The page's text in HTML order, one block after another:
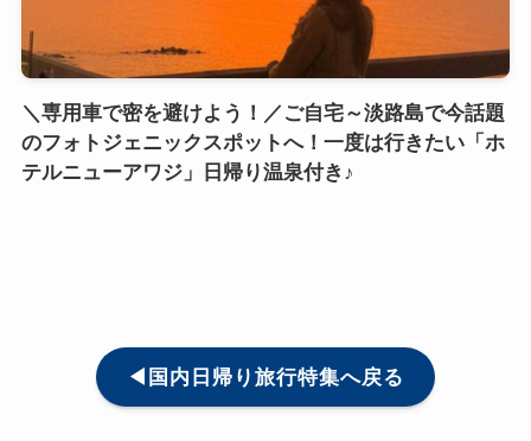
＼専用車で密を避けよう！／ご自宅～淡路島で今話題
のフォトジェニックスポットへ！一度は行きたい「ホ
テルニューアワジ」日帰り温泉付き♪
◀国内日帰り旅行特集へ戻る